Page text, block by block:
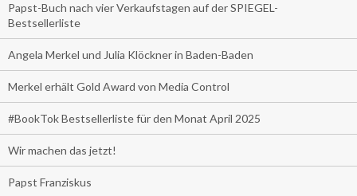
Papst-Buch nach vier Verkaufstagen auf der SPIEGEL-
Bestsellerliste
Angela Merkel und Julia Klöckner in Baden-Baden
Merkel erhält Gold Award von Media Control
#BookTok Bestsellerliste für den Monat April 2025
Wir machen das jetzt!
Papst Franziskus